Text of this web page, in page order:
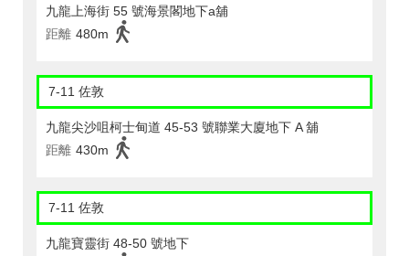
九龍上海街 55 號海景閣地下a舖
距離 480m
7-11 佐敦
九龍尖沙咀柯士甸道 45-53 號聯業大廈地下 A 舖
距離 430m
7-11 佐敦
九龍寶靈街 48-50 號地下